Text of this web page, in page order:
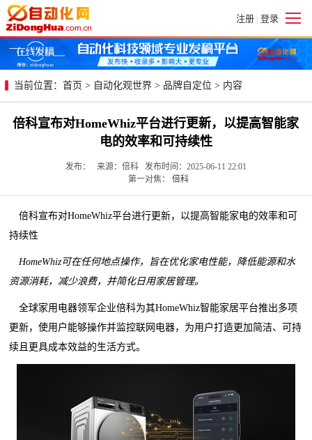
注册 | 登录
当前位置： 首页 > 自动化观世界 > 品牌自定位 > 内容
倍科宣布对HomeWhiz平台进行更新，以提高智能家
电的效率和可持续性
发布： 来源：倍科 发布时间：2025-06-11 22:01
第一对焦： 倍科
倍科宣布对HomeWhiz平台进行更新，以提高智能家电的效率和可
持续性
HomeWhiz可在任何地点操作，旨在优化家电性能，降低能源和水
资源消耗，减少浪费，并简化日用家居管理。
全球家用电器领军企业倍科为其HomeWhiz智能家居平台推出多项
更新，使用户能够操作并监控联网电器，为用户打造更加简洁、可持
续且更具成本效益的生活方式。